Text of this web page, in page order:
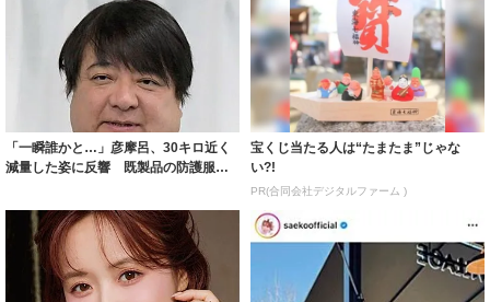
「一瞬誰かと…」彦摩呂、30キロ近く
減量した姿に反響 既製品の防護服が
宝くじ当たる人は“たまたま”じゃな
い?!
PR(合同会社デジタルファーム )